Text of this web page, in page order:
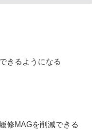
きるようになる
修MAGを削減できる